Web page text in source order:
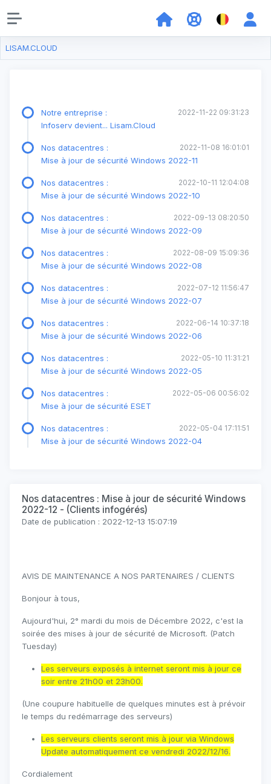
LISAM.CLOUD
2022-11-22 09:31:23
Notre entreprise :
Infoserv devient... Lisam.Cloud
2022-11-08 16:01:01
Nos datacentres :
Mise à jour de sécurité Windows 2022-11
2022-10-11 12:04:08
Nos datacentres :
Mise à jour de sécurité Windows 2022-10
2022-09-13 08:20:50
Nos datacentres :
Mise à jour de sécurité Windows 2022-09
2022-08-09 15:09:36
Nos datacentres :
Mise à jour de sécurité Windows 2022-08
2022-07-12 11:56:47
Nos datacentres :
Mise à jour de sécurité Windows 2022-07
2022-06-14 10:37:18
Nos datacentres :
Mise à jour de sécurité Windows 2022-06
2022-05-10 11:31:21
Nos datacentres :
Mise à jour de sécurité Windows 2022-05
2022-05-06 00:56:02
Nos datacentres :
Mise à jour de sécurité ESET
2022-05-04 17:11:51
Nos datacentres :
Mise à jour de sécurité Windows 2022-04
Nos datacentres : Mise à jour de sécurité Windows
2022-12 - (Clients infogérés)
Date de publication : 2022-12-13 15:07:19
AVIS DE MAINTENANCE A NOS PARTENAIRES / CLIENTS
Bonjour à tous,
Aujourd'hui, 2° mardi du mois de Décembre 2022, c'est la
soirée des mises à jour de sécurité de Microsoft. (Patch
Tuesday)
Les serveurs exposés à internet seront mis à jour ce
soir entre 21h00 et 23h00.
(Une coupure habituelle de quelques minutes est à prévoir
le temps du redémarrage des serveurs)
Les serveurs clients seront mis à jour via Windows
Update automatiquement ce vendredi 2022/12/16.
Cordialement